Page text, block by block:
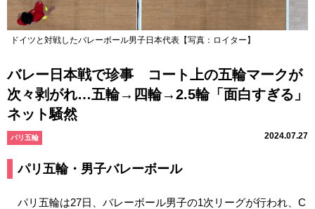
ドイツと対戦したバレーボール男子日本代表【写真：ロイター】
バレー日本戦で珍事 コート上の五輪マークが
次々剥がれ…五輪→四輪→2.5輪「面白すぎる」
ネット騒然
パリ五輪 2024.07.27
パリ五輪・男子バレーボール
パリ五輪は27日、バレーボール男子の1次リーグが行われ、C